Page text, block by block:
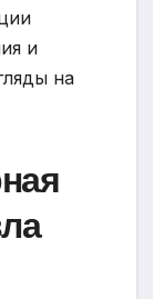
и
на